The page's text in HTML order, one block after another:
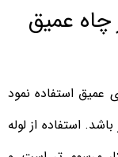
چاه عمیق
عمیق استفاده نمود
استفاده از لوله